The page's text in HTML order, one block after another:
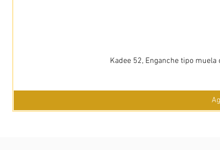
Kadee 52, Enganche tipo